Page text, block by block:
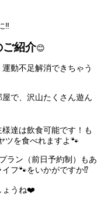
‼️
ご紹介😊
動不足解消できちゃう
で、沢山たくさん遊ん
達は飲食可能です！も
ツを食べれますよ🐾
ラン（前日予約制）もあ
フ🐾をいかがですか⁉️
ょうね❤️